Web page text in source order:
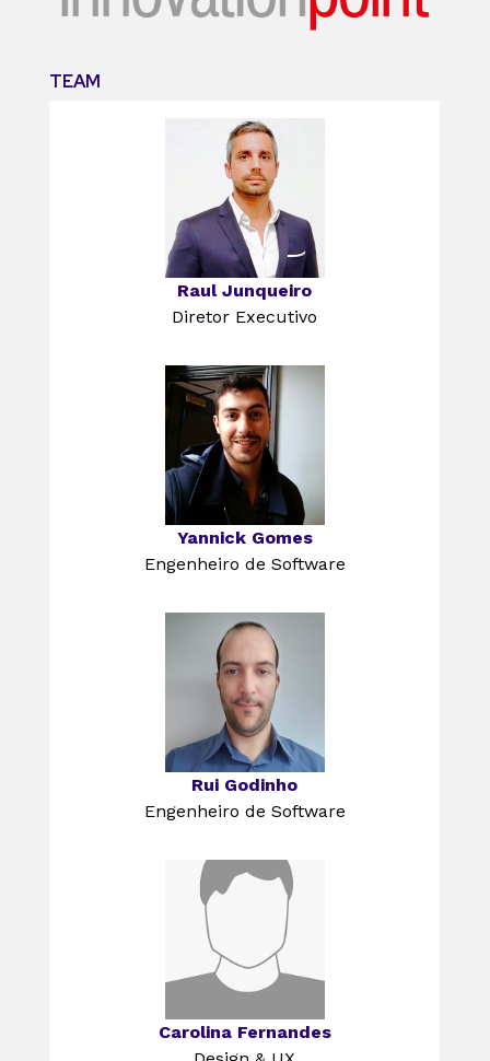
TEAM
Raul Junqueiro
Diretor Executivo
Yannick Gomes
Engenheiro de Software
Rui Godinho
Engenheiro de Software
Carolina Fernandes